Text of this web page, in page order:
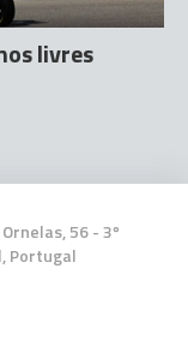
livres
56 - 3º
Portugal